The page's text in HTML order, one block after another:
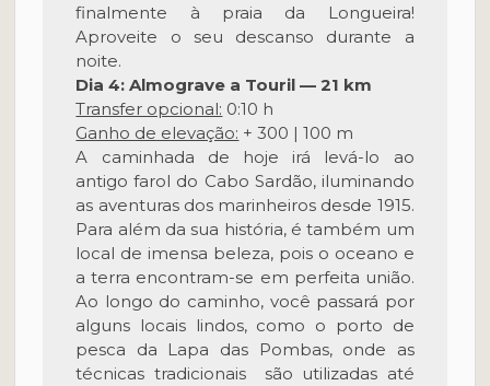
finalmente à praia da Longueira!
Aproveite o seu descanso durante a
noite.
Dia 4: Almograve a Touril — 21 km
Transfer opcional: 0:10 h
Ganho de elevação: + 300 | 100 m
A caminhada de hoje irá levá-lo ao
antigo farol do Cabo Sardão, iluminando
as aventuras dos marinheiros desde 1915.
Para além da sua história, é também um
local de imensa beleza, pois o oceano e
a terra encontram-se em perfeita união.
Ao longo do caminho, você passará por
alguns locais lindos, como o porto de
pesca da Lapa das Pombas, onde as
técnicas tradicionais são utilizadas até